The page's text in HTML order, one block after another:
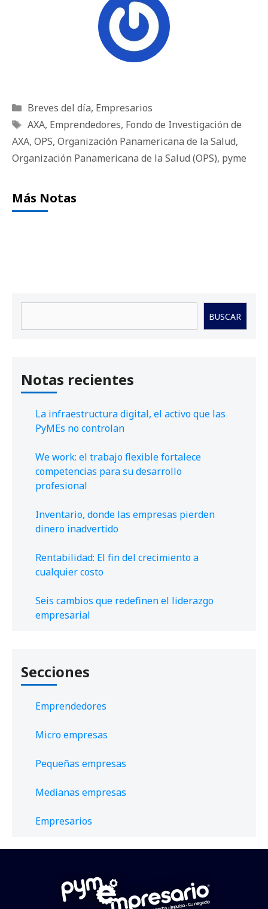
Categorías
Breves del día, Empresarios
Etiquetas
AXA, Emprendedores, Fondo de Investigación de
AXA, OPS, Organización Panamericana de la Salud,
Organización Panamericana de la Salud (OPS), pyme
Más Notas
BUSCAR
Notas recientes
La infraestructura digital, el activo que las
PyMEs no controlan
We work: el trabajo flexible fortalece
competencias para su desarrollo
profesional
Inventario, donde las empresas pierden
dinero inadvertido
Rentabilidad: El fin del crecimiento a
cualquier costo
Seis cambios que redefinen el liderazgo
empresarial
Secciones
Emprendedores
Micro empresas
Pequeñas empresas
Medianas empresas
Empresarios